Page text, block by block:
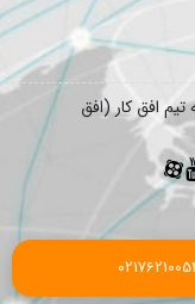
افق کار (افق